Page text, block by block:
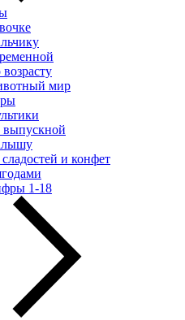
мир
выпускной
и конфет
1-18